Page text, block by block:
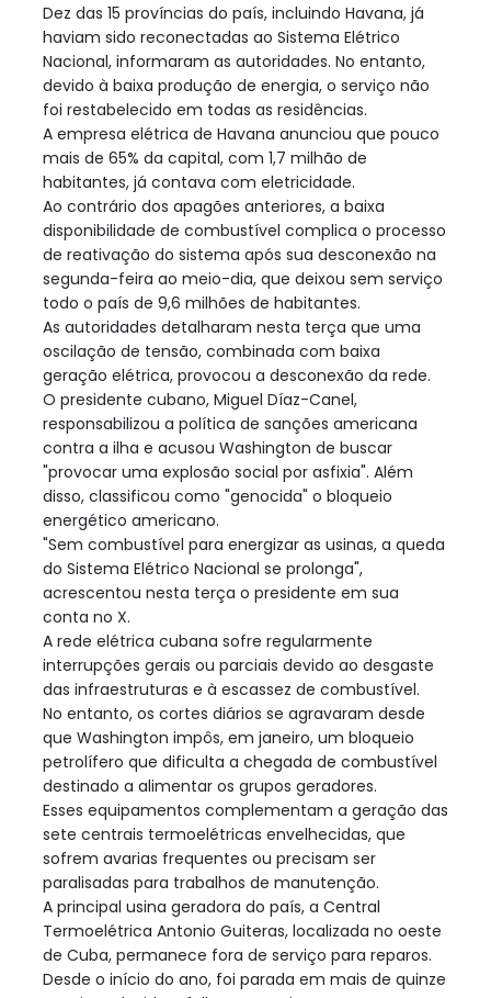
Dez das 15 províncias do país, incluindo Havana, já
haviam sido reconectadas ao Sistema Elétrico
Nacional, informaram as autoridades. No entanto,
devido à baixa produção de energia, o serviço não
foi restabelecido em todas as residências.
A empresa elétrica de Havana anunciou que pouco
mais de 65% da capital, com 1,7 milhão de
habitantes, já contava com eletricidade.
Ao contrário dos apagões anteriores, a baixa
disponibilidade de combustível complica o processo
de reativação do sistema após sua desconexão na
segunda-feira ao meio-dia, que deixou sem serviço
todo o país de 9,6 milhões de habitantes.
As autoridades detalharam nesta terça que uma
oscilação de tensão, combinada com baixa
geração elétrica, provocou a desconexão da rede.
O presidente cubano, Miguel Díaz-Canel,
responsabilizou a política de sanções americana
contra a ilha e acusou Washington de buscar
"provocar uma explosão social por asfixia". Além
disso, classificou como "genocida" o bloqueio
energético americano.
"Sem combustível para energizar as usinas, a queda
do Sistema Elétrico Nacional se prolonga",
acrescentou nesta terça o presidente em sua
conta no X.
A rede elétrica cubana sofre regularmente
interrupções gerais ou parciais devido ao desgaste
das infraestruturas e à escassez de combustível.
No entanto, os cortes diários se agravaram desde
que Washington impôs, em janeiro, um bloqueio
petrolífero que dificulta a chegada de combustível
destinado a alimentar os grupos geradores.
Esses equipamentos complementam a geração das
sete centrais termoelétricas envelhecidas, que
sofrem avarias frequentes ou precisam ser
paralisadas para trabalhos de manutenção.
A principal usina geradora do país, a Central
Termoelétrica Antonio Guiteras, localizada no oeste
de Cuba, permanece fora de serviço para reparos.
Desde o início do ano, foi parada em mais de quinze